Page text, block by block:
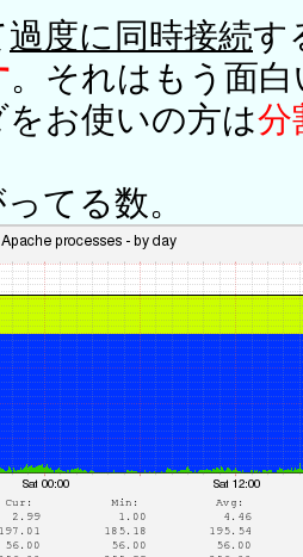
過度に同時接続す
。それはもう面
お使いの方は分
てる数。